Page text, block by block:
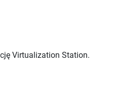
Virtualization Station.